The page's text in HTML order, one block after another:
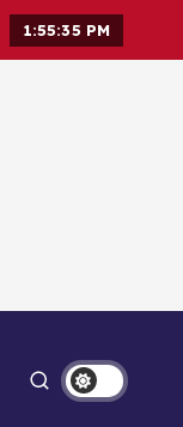
1:55:36 PM